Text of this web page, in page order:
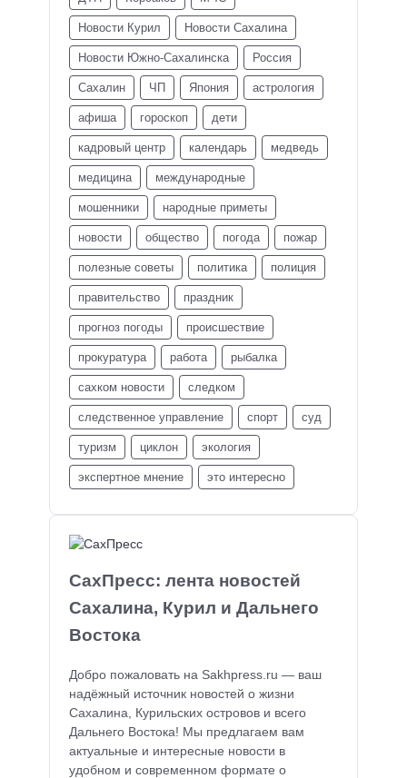
СахПресс: лента новостей
Сахалина, Курил и Дальнего
Востока
Добро пожаловать на Sakhpress.ru — ваш
надёжный источник новостей о жизни
Сахалина, Курильских островов и всего
Дальнего Востока! Мы предлагаем вам
актуальные и интересные новости в
удобном и современном формате о
Новости Курил Новости Сахалина
Новости Южно-Сахалинска Россия
Сахалин ЧП Япония астрология
афиша гороскоп дети
кадровый центр календарь медведь
медицина международные
мошенники народные приметы
новости общество погода пожар
полезные советы политика полиция
правительство праздник
прогноз погоды происшествие
прокуратура работа рыбалка
сахком новости следком
следственное управление спорт суд
туризм циклон экология
экспертное мнение это интересно